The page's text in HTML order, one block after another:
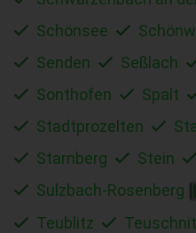
Schönsee
Senden
Seßlach
Sonthofen
Spalt
Stadtprozelten
Starnberg
Stein
Sulzbach-Rosenberg
Teublitz